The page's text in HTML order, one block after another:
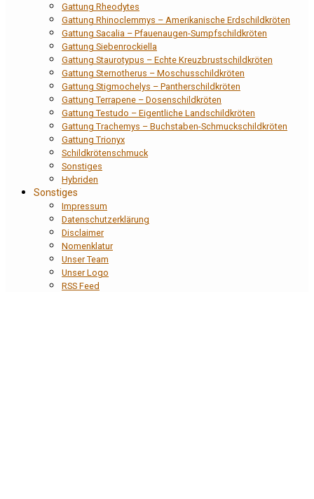
Gattung Rheodytes
Gattung Rhinoclemmys – Amerikanische Erdschildkröten
Gattung Sacalia – Pfauenaugen-Sumpfschildkröten
Gattung Siebenrockiella
Gattung Staurotypus – Echte Kreuzbrustschildkröten
Gattung Sternotherus – Moschusschildkröten
Gattung Stigmochelys – Pantherschildkröten
Gattung Terrapene – Dosenschildkröten
Gattung Testudo – Eigentliche Landschildkröten
Gattung Trachemys – Buchstaben-Schmuckschildkröten
Gattung Trionyx
Schildkrötenschmuck
Sonstiges
Hybriden
Sonstiges
Impressum
Datenschutzerklärung
Disclaimer
Nomenklatur
Unser Team
Unser Logo
RSS Feed